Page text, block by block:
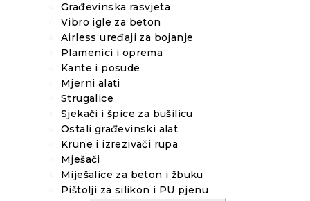
Građevinska rasvjeta
Vibro igle za beton
Airless uređaji za bojanje
Plamenici i oprema
Kante i posude
Mjerni alati
Strugalice
Sjekači i špice za bušilicu
Ostali građevinski alat
Krune i izrezivači rupa
Mješači
Miješalice za beton i žbuku
Pištolji za silikon i PU pjenu